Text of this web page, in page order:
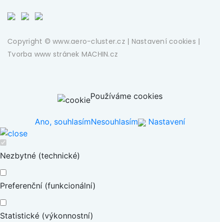
Copyright © www.aero-cluster.cz | Nastavení cookies |
Tvorba www stránek MACHIN.cz
Používáme cookies
Ano, souhlasímNesouhlasím Nastavení
Nezbytné (technické)
Preferenční (funkcionální)
Statistické (výkonnostní)